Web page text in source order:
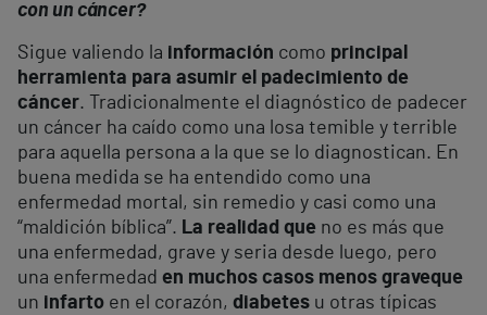
con un cáncer?
Sigue valiendo la información como principal
herramienta para asumir el padecimiento de
cáncer. Tradicionalmente el diagnóstico de padecer
un cáncer ha caído como una losa temible y terrible
para aquella persona a la que se lo diagnostican. En
buena medida se ha entendido como una
enfermedad mortal, sin remedio y casi como una
“maldición bíblica”. La realidad que no es más que
una enfermedad, grave y seria desde luego, pero
una enfermedad en muchos casos menos graveque
un
infarto en el corazón, diabetes u otras típicas